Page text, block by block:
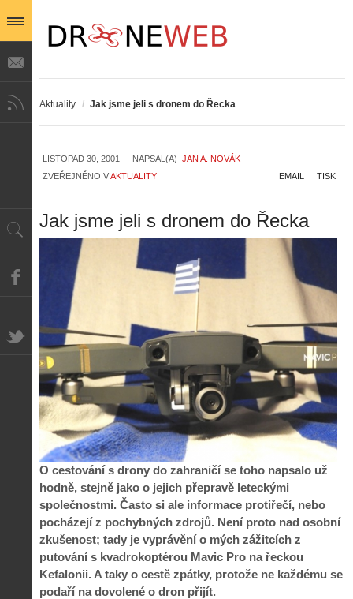
Aktuality / Jak jsme jeli s dronem do Řecka
LISTOPAD 30, 2001 NAPSAL(A) JAN A. NOVÁK
ZVEŘEJNĚNO VAKTUALITY TISK
EMAIL
Jak jsme jeli s dronem do Řecka
O cestování s drony do zahraničí se toho napsalo už
hodně, stejně jako o jejich přepravě leteckými
společnostmi. Často si ale informace protiřečí, nebo
pocházejí z pochybných zdrojů. Není proto nad osobní
zkušenost; tady je vyprávění o mých zážitcích z
putování s kvadrokoptérou Mavic Pro na řeckou
Kefalonii. A taky o cestě zpátky, protože ne každému se
podaří na dovolené o dron přijít.